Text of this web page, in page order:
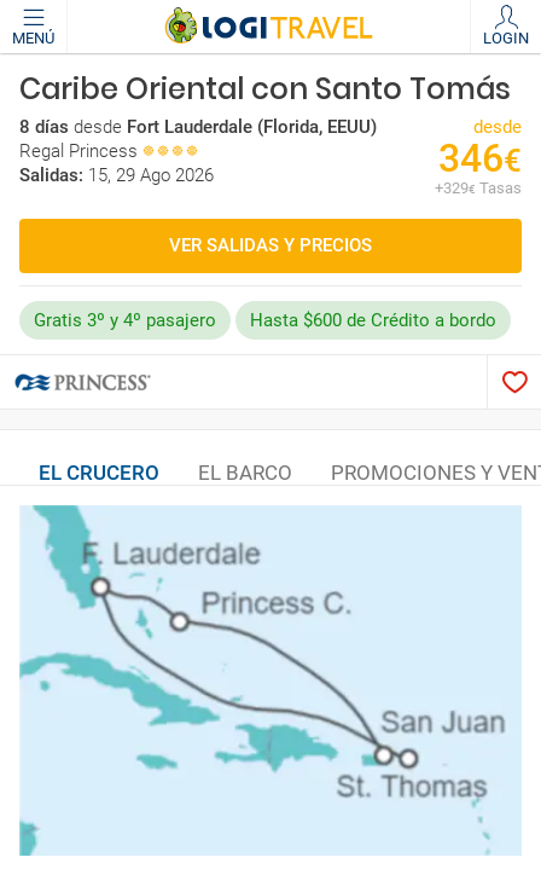
MENÚ LOGIN
Caribe Oriental con Santo Tomás
8 días desde Fort Lauderdale (Florida, EEUU)
Regal Princess
Salidas: 15, 29 Ago 2026
desde
346€
+329€ Tasas
VER SALIDAS Y PRECIOS
Gratis 3º y 4º pasajero Hasta $600 de Crédito a bordo
EL CRUCERO EL BARCO PROMOCIONES Y